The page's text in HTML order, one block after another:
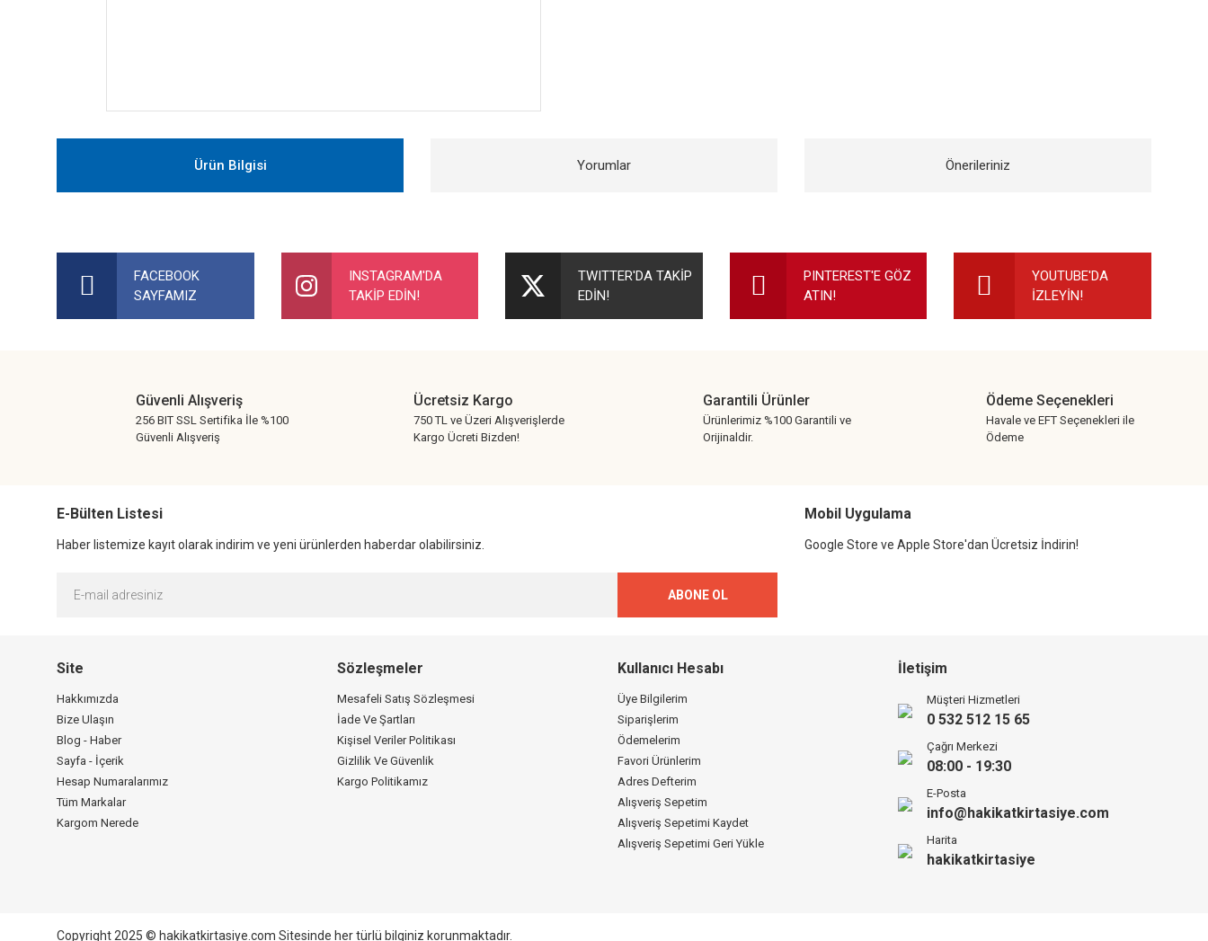
Ürün Bilgisi Yorumlar Önerileriniz
Bu ürüne ilk yorumu siz yapın!
Bu ürüne benzer farklı alternatifler olmalı.
FACEBOOK
SAYFAMIZ
INSTAGRAM'DA
TAKİP EDİN!
TWITTER'DA TAKİP
EDİN!
PINTEREST'E GÖZ
ATIN!
YOUTUBE'DA
İZLEYİN!
Güvenli Alışveriş
256 BIT SSL Sertifika İle %100
Güvenli Alışveriş
Ücretsiz Kargo
750 TL ve Üzeri Alışverişlerde
Kargo Ücreti Bizden!
Garantili Ürünler
Ürünlerimiz %100 Garantili ve
Orijinaldir.
Ödeme Seçenekleri
Havale ve EFT Seçenekleri ile
Ödeme
E-Bülten Listesi
Haber listemize kayıt olarak indirim ve yeni ürünlerden haberdar olabilirsiniz.
ABONE OL
Mobil Uygulama
Google Store ve Apple Store'dan Ücretsiz İndirin!
Site
Hakkımızda
Bize Ulaşın
Blog - Haber
Sayfa - İçerik
Hesap Numaralarımız
Tüm Markalar
Kargom Nerede
Sözleşmeler
Mesafeli Satış Sözleşmesi
İade Ve Şartları
Kişisel Veriler Politikası
Gizlilik Ve Güvenlik
Kargo Politikamız
Kullanıcı Hesabı
Üye Bilgilerim
Siparişlerim
Ödemelerim
Favori Ürünlerim
Adres Defterim
Alışveriş Sepetim
Alışveriş Sepetimi Kaydet
Alışveriş Sepetimi Geri Yükle
İletişim
Müşteri Hizmetleri
0 532 512 15 65
Çağrı Merkezi
08:00 - 19:30
E-Posta
info@hakikatkirtasiye.com
Harita
hakikatkirtasiye
Copyright 2025 © hakikatkirtasiye.com Sitesinde her türlü bilginiz korunmaktadır.